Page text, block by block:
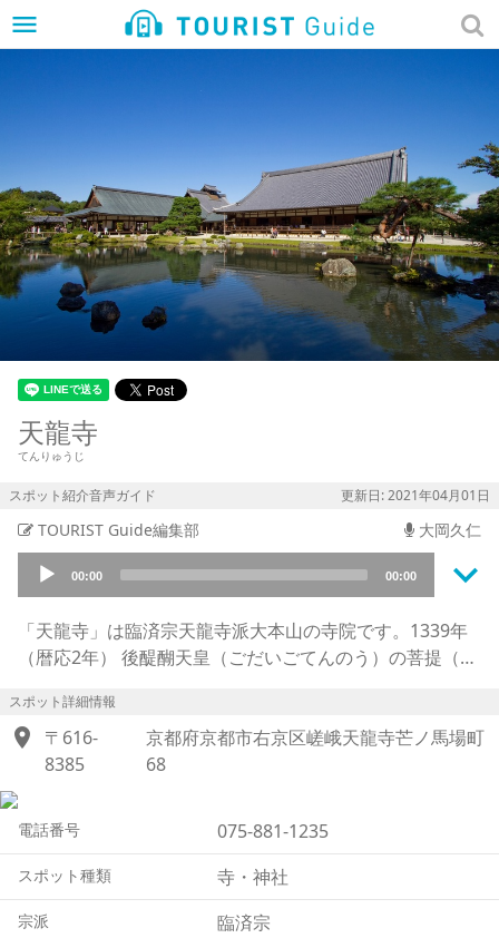
menu
天龍寺
てんりゅうじ
スポット紹介音声ガイド 更新日: 2021年04月01日
TOURIST Guide編集部 大岡久仁
Audio
Player
00:00 00:00 keyboard_arrow_down
「天龍寺」は臨済宗天龍寺派大本山の寺院です。1339年
（暦応2年） 後醍醐天皇（ごだいごてんのう）の菩提（ぼ
て創建されました。造営に際して足利尊氏や光厳上皇（こ
うごんじょうこう）が荘園を寄進しましたが,それだけで
は足りなかったため、モンゴル帝国より属国になるように
た元との貿易を再開して、その利益を造園費用に充てるこ
とにしました。これが天龍寺船（てんりゅうじぶね）の始
まりといわれています。これによって天龍寺は長い間五山
第一位として栄えましたが、その後、たびたびの火災や戦
火に遭い、再建を繰り返してきました。境内にある曹源池
スポット詳細情報
location_on
〒616-
8385
京都府京都市右京区嵯峨天龍寺芒ノ馬場町
68
電話番号 075-881-1235
スポット種類 寺・神社
宗派 臨済宗